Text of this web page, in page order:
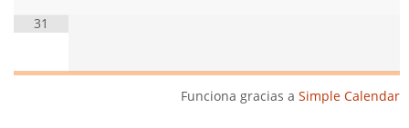
31
Funciona gracias a Simple Calendar